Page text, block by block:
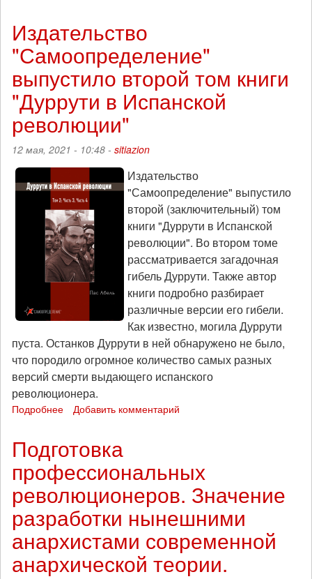
пройдет
в
защиту
просветительской
деятельности
Издательство
"Самоопределение"
выпустило второй том книги
"Дуррути в Испанской
революции"
12 мая, 2021 - 10:48 - sitiazion
Издательство
"Самоопределение" выпустило
второй (заключительный) том
книги "Дуррути в Испанской
революции". Во втором томе
рассматривается загадочная
гибель Дуррути. Также автор
книги подробно разбирает
различные версии его гибели.
Как известно, могила Дуррути
пуста. Останков Дуррути в ней обнаружено не было,
что породило огромное количество самых разных
версий смерти выдающего испанского
революционера.
Подробнее
выпустило
том
книги
"Дуррути
в
Испанской
революции"
Добавить комментарий
Подготовка
профессиональных
революционеров. Значение
разработки нынешними
анархистами современной
анархической теории.